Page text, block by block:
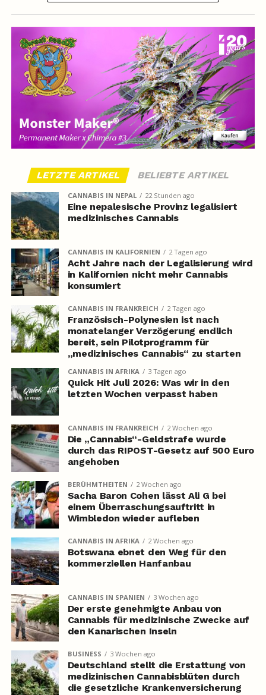
LETZTE ARTIKEL BELIEBTE ARTIKEL
CANNABIS IN NEPAL 22 Stunden ago
Eine nepalesische Provinz legalisiert
medizinisches Cannabis
CANNABIS IN KALIFORNIEN 2 Tagen ago
Acht Jahre nach der Legalisierung wird
in Kalifornien nicht mehr Cannabis
konsumiert
CANNABIS IN FRANKREICH 2 Tagen ago
Französisch-Polynesien ist nach
monatelanger Verzögerung endlich
bereit, sein Pilotprogramm für
„medizinisches Cannabis“ zu starten
CANNABIS IN AFRIKA 3 Tagen ago
Quick Hit Juli 2026: Was wir in den
letzten Wochen verpasst haben
CANNABIS IN FRANKREICH 2 Wochen ago
Die „Cannabis“-Geldstrafe wurde
durch das RIPOST-Gesetz auf 500 Euro
angehoben
BERÜHMTHEITEN 2 Wochen ago
Sacha Baron Cohen lässt Ali G bei
einem Überraschungsauftritt in
Wimbledon wieder aufleben
CANNABIS IN AFRIKA 2 Wochen ago
Botswana ebnet den Weg für den
kommerziellen Hanfanbau
CANNABIS IN SPANIEN 3 Wochen ago
Der erste genehmigte Anbau von
Cannabis für medizinische Zwecke auf
den Kanarischen Inseln
BUSINESS 3 Wochen ago
Deutschland stellt die Erstattung von
medizinischen Cannabisblüten durch
die gesetzliche Krankenversicherung